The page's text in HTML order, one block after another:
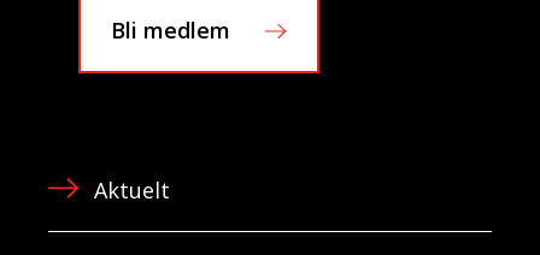
Bli medlem
Aktuelt